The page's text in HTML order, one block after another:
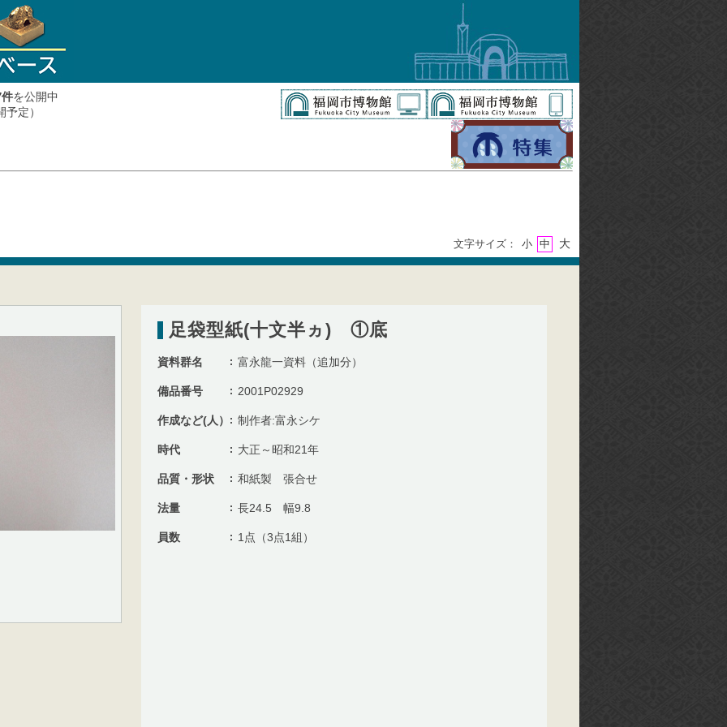
件を公開中
予定）
文字サイズ： 小 中 大
足袋型紙(十文半ヵ) ①底
資料群名 富永龍一資料（追加分）
備品番号 2001P02929
作成など(人） 制作者:富永シケ
時代 大正～昭和21年
品質・形状 和紙製 張合せ
法量 長24.5 幅9.8
員数 1点（3点1組）